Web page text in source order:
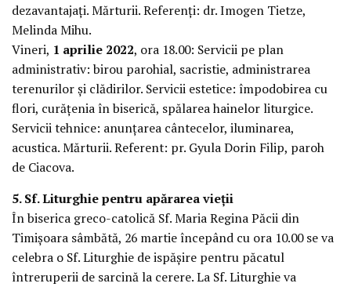
dezavantajați. Mărturii. Referenți: dr. Imogen Tietze,
Melinda Mihu.
Vineri, 1 aprilie 2022, ora 18.00: Servicii pe plan
administrativ: birou parohial, sacristie, administrarea
terenurilor și clădirilor. Servicii estetice: împodobirea cu
flori, curățenia în biserică, spălarea hainelor liturgice.
Servicii tehnice: anunțarea cântecelor, iluminarea,
acustica. Mărturii. Referent: pr. Gyula Dorin Filip, paroh
de Ciacova.
5. Sf. Liturghie pentru apărarea vieții
În biserica greco-catolică Sf. Maria Regina Păcii din
Timișoara sâmbătă, 26 martie începând cu ora 10.00 se va
celebra o Sf. Liturghie de ispășire pentru păcatul
întreruperii de sarcină la cerere. La Sf. Liturghie va